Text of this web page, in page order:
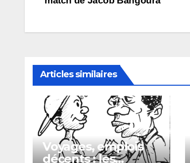
l’article
Articles similaires
Voyages, emplois
décents : les